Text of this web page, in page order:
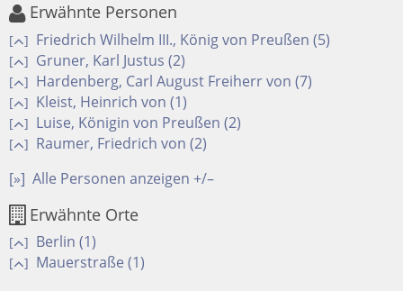
Erwähnte Personen
[ ] Friedrich Wilhelm III., König von Preußen (5)
[ ] Gruner, Karl Justus (2)
[ ] Hardenberg, Carl August Freiherr von (7)
[ ] Kleist, Heinrich von (1)
[ ] Luise, Königin von Preußen (2)
[ ] Raumer, Friedrich von (2)
[»] Alle Personen anzeigen +/–
Erwähnte Orte
[ ] Berlin (1)
[ ] Mauerstraße (1)